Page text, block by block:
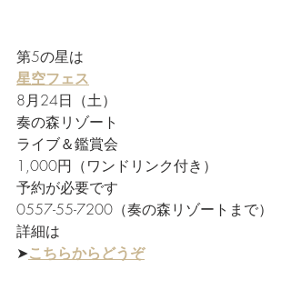
第5の星は
星空フェス
8月24日（土）
奏の森リゾート
ライブ＆鑑賞会
1,000円（ワンドリンク付き）
予約が必要です
0557-55-7200（奏の森リゾートまで）
詳細は
➤こちらからどうぞ